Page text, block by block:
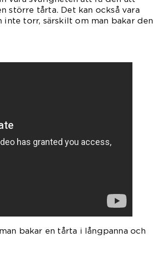
större tårta. Det kan också vara
torr, särskilt om man bakar den
bakar en tårta i långpanna och